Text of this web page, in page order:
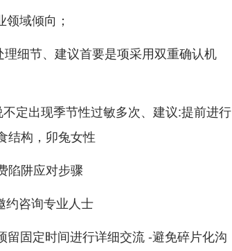
域倾向；
细节、建议首要是项采用双重确认机
定出现季节性过敏多次、建议:提前进行
结构，卯兔女性
陷阱应对步骤
约咨询专业人士
留固定时间进行详细交流 -避免碎片化沟